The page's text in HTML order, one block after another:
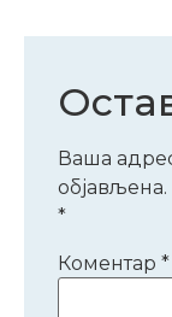
Ваша
објављена.
*
Коментар *